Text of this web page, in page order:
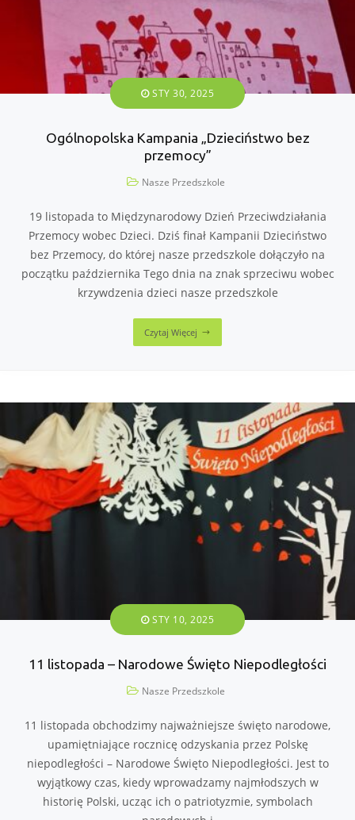
STY 30, 2025
Ogólnopolska Kampania „Dzieciństwo bez
przemocy”
Nasze Przedszkole
19 listopada to Międzynarodowy Dzień Przeciwdziałania
Przemocy wobec Dzieci. Dziś finał Kampanii Dzieciństwo
bez Przemocy, do której nasze przedszkole dołączyło na
początku października Tego dnia na znak sprzeciwu wobec
krzywdzenia dzieci nasze przedszkole
Czytaj Więcej
STY 10, 2025
11 listopada – Narodowe Święto Niepodległości
Nasze Przedszkole
11 listopada obchodzimy najważniejsze święto narodowe,
upamiętniające rocznicę odzyskania przez Polskę
niepodległości – Narodowe Święto Niepodległości. Jest to
wyjątkowy czas, kiedy wprowadzamy najmłodszych w
historię Polski, ucząc ich o patriotyzmie, symbolach